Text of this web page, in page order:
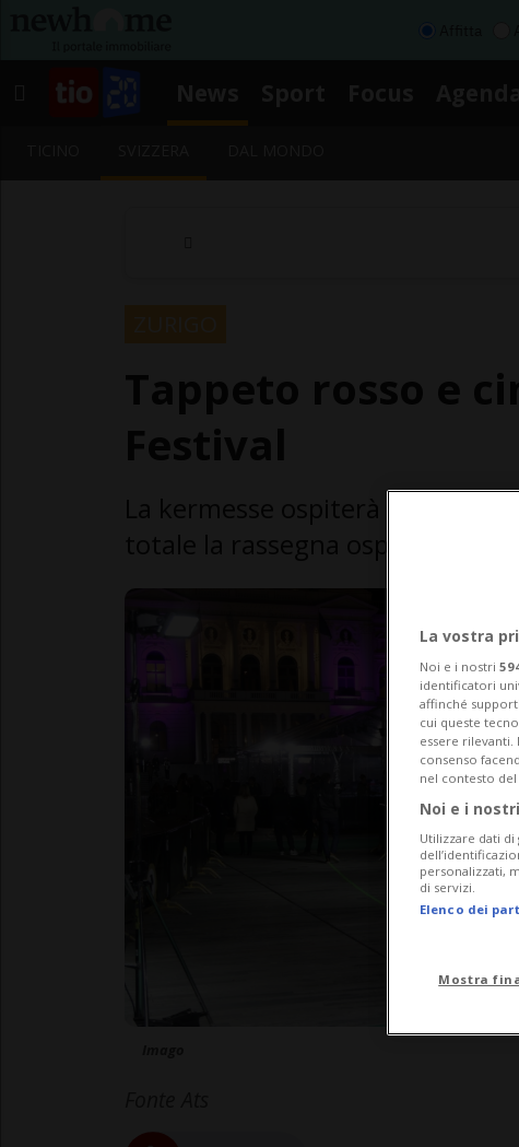
La vostra
Noi e i nostri
identificatori
affinché
cui queste
essere
consenso
nel contesto
Noi e i
Utilizzare dati
personalizzati,
di servizi.
Elenco dei
Mostra